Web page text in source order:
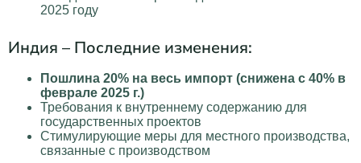
2025 году
Индия – Последние изменения:
Пошлина 20% на весь импорт (снижена с 40% в
феврале 2025 г.)
Требования к внутреннему содержанию для
государственных проектов
Стимулирующие меры для местного производства,
связанные с производством